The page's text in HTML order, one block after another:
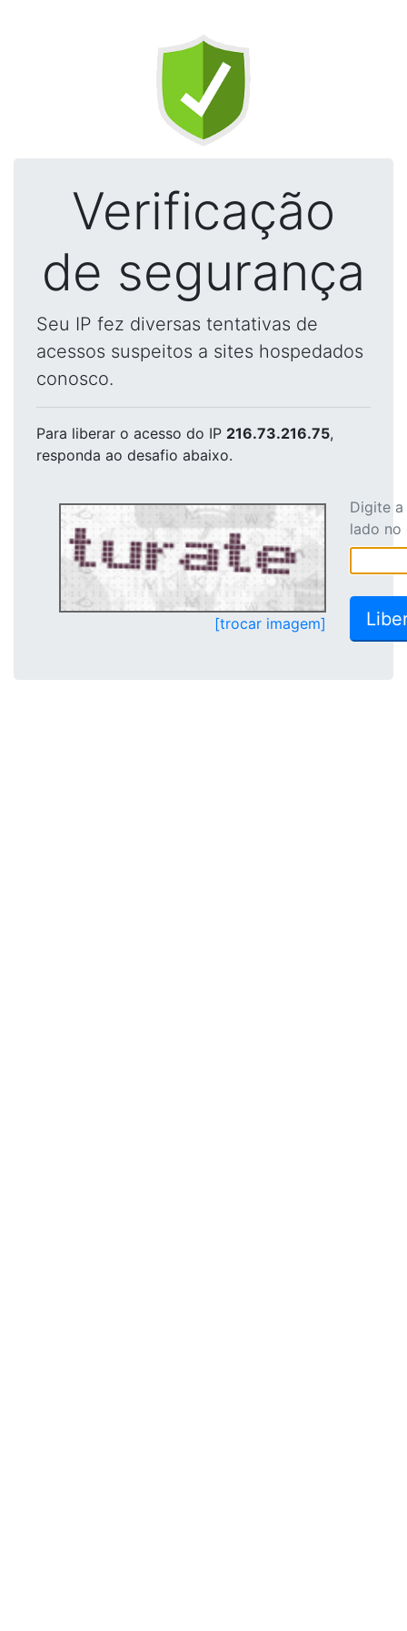
Verificação
de segurança
Seu IP fez diversas tentativas de
acessos suspeitos a sites hospedados
conosco.
Para liberar o acesso do IP 216.73.216.75,
responda ao desafio abaixo.
[trocar imagem]
Digite
lado no